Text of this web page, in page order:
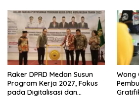
Raker DPRD Medan Susun
Program Kerja 2027, Fokus
pada Digitalisasi dan
Wong